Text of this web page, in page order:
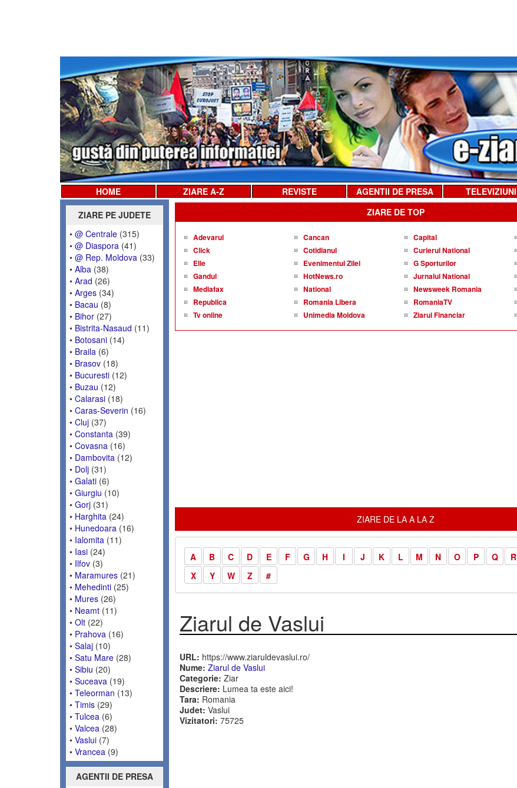
HOME ZIARE A-Z REVISTE AGENTII DE PRESA TELEVIZIUNI
ZIARE PE JUDETE
• @ Centrale (315)
• @ Diaspora (41)
• @ Rep. Moldova (33)
• Alba (38)
• Arad (26)
• Arges (34)
• Bacau (8)
• Bihor (27)
• Bistrita-Nasaud (11)
• Botosani (14)
• Braila (6)
• Brasov (18)
• Bucuresti (12)
• Buzau (12)
• Calarasi (18)
• Caras-Severin (16)
• Cluj (37)
• Constanta (39)
• Covasna (16)
• Dambovita (12)
• Dolj (31)
• Galati (6)
• Giurgiu (10)
• Gorj (31)
• Harghita (24)
• Hunedoara (16)
• Ialomita (11)
• Iasi (24)
• Ilfov (3)
• Maramures (21)
• Mehedinti (25)
• Mures (26)
• Neamt (11)
• Olt (22)
• Prahova (16)
• Salaj (10)
• Satu Mare (28)
• Sibiu (20)
• Suceava (19)
• Teleorman (13)
• Timis (29)
• Tulcea (6)
• Valcea (28)
• Vaslui (7)
• Vrancea (9)
AGENTII DE PRESA
ZIARE DE TOP
Adevarul Cancan Capital
Click
Cotidianul Curierul National
Elle
Evenimentul Zilei G Sporturilor
Gandul
HotNews.ro Jurnalul National
Mediafax
National Newsweek Romania
Republica
Romania Libera RomaniaTV
Tv online
Unimedia Moldova Ziarul Financiar
ZIARE DE LA A LA Z
A B C D E F G H I J K L M N O P Q R
X
Y W Z #
Ziarul de Vaslui
URL: https://www.ziaruldevaslui.ro/
Nume: Ziarul de Vaslui
Categorie: Ziar
Descriere: Lumea ta este aici!
Tara: Romania
Judet: Vaslui
Vizitatori: 75725